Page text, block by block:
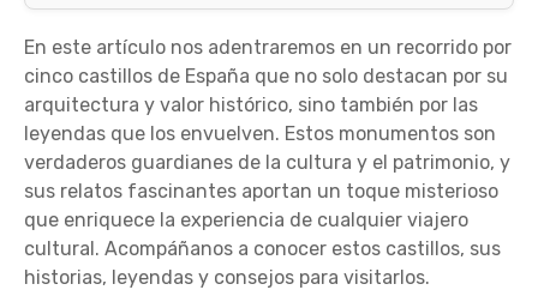
En este artículo nos adentraremos en un recorrido por
cinco castillos de España que no solo destacan por su
arquitectura y valor histórico, sino también por las
leyendas que los envuelven. Estos monumentos son
verdaderos guardianes de la cultura y el patrimonio, y
sus relatos fascinantes aportan un toque misterioso
que enriquece la experiencia de cualquier viajero
cultural. Acompáñanos a conocer estos castillos, sus
historias, leyendas y consejos para visitarlos.